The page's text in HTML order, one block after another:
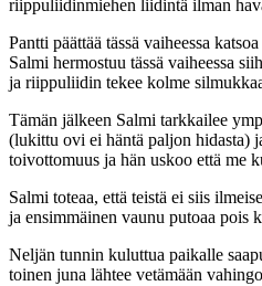
riippuliidinmiehen liidintä ilman
Pantti päättää tässä vaiheessa
Salmi hermostuu tässä vaiheessa
ja riippuliidin tekee kolme
Tämän jälkeen Salmi tarkkailee
(lukittu ovi ei häntä paljon hidasta)
toivottomuus ja hän uskoo että me
Salmi toteaa, että teistä ei siis
ja ensimmäinen vaunu putoaa pois
Neljän tunnin kuluttua paikalle
toinen juna lähtee vetämään